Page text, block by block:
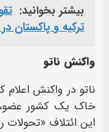
بیشتر بخوانید:
ترکیه و پاکستان
واکنش ناتو
ناتو در واکنش
خاک یک کشور عضو،
این ائتلاف «تحولات